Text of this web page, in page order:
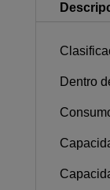
Dentro